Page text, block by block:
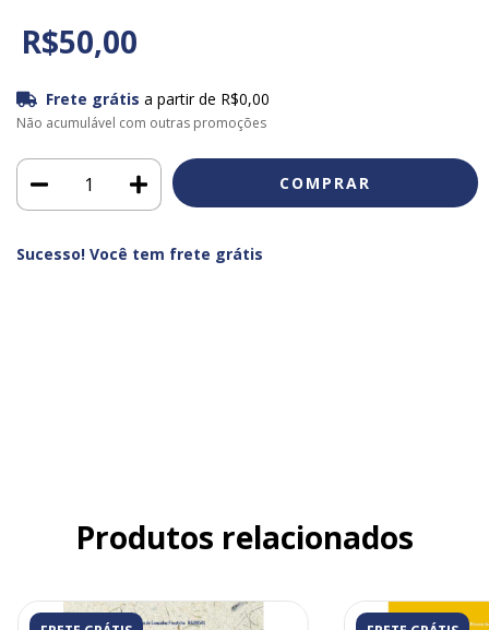
R$50,00
Frete grátis a partir de R$0,00
Não acumulável com outras promoções
Sucesso! Você tem frete grátis
Produtos relacionados